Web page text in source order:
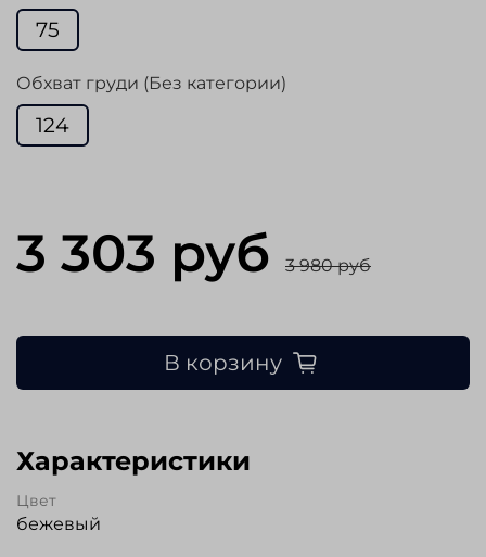
75
Обхват груди (Без категории)
124
3 303 руб 3 980 руб
В корзину
Характеристики
Цвет
бежевый